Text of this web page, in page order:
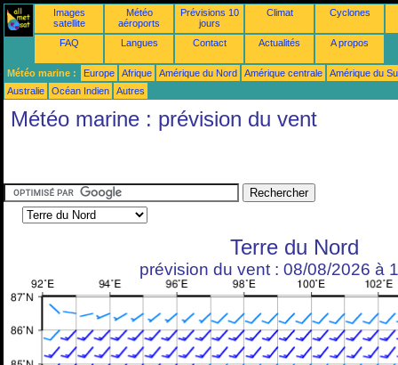
Images
satellite
Météo
aéroports
Prévisions 10
jours
Climat Cyclones
FAQ Langues Contact Actualités A propos
Météo marine : Europe Afrique Amérique du Nord Amérique centrale
Amérique du
Australie
Océan Indien Autres
Météo marine : prévision du vent
Terre du Nord
prévision du vent : 08/08/2026 à